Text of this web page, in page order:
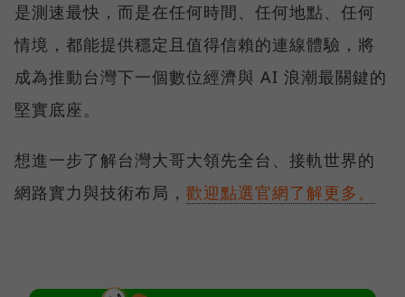
是測速最快，而是在任何時間、任何地點、任何
情境，都能提供穩定且值得信賴的連線體驗，將
成為推動台灣下一個數位經濟與 AI 浪潮最關鍵的
堅實底座。
想進一步了解台灣大哥大領先全台、接軌世界的
網路實力與技術布局， 歡迎點選官網了解更多。